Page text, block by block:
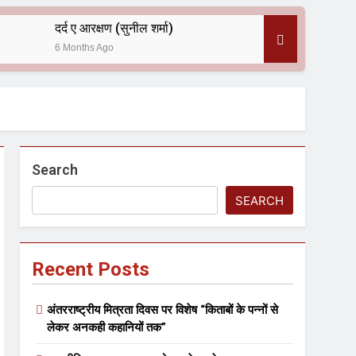
दर्द ए आरक्षण (सुनील शर्मा)
6 Months Ago
को भावभीनी श्रद्धांजलि
Search
SEARCH
Recent Posts
अंतरराष्ट्रीय मित्रता दिवस पर विशेष “किताबों के पन्नों से
लेकर अनकही कहानियों तक”